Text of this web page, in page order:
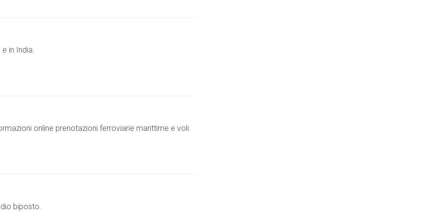
in India.
online prenotazioni ferroviarie marittime e voli.
biposto.